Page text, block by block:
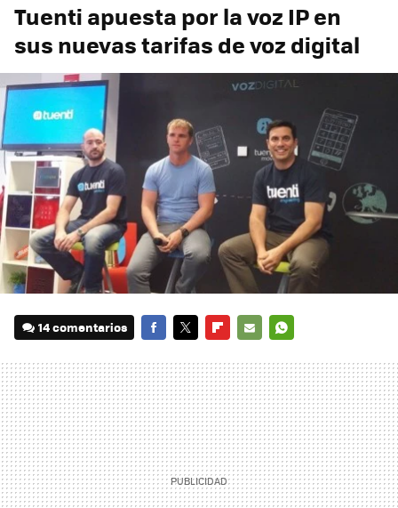
Tuenti apuesta por la voz IP en
sus nuevas tarifas de voz digital
14 comentarios
MAIL